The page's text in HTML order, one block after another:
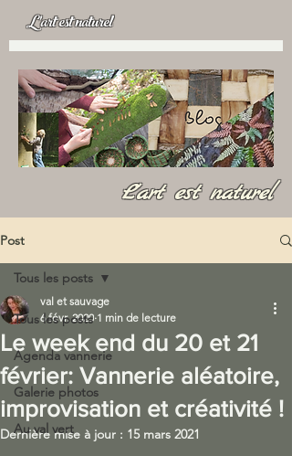
L'art est naturel
L'art est naturel
Post
Tous les posts
Agenda vannerie
Galerie photos
Au val vert
Tous les posts
Le week end du 20 et 21
février: Vannerie aléatoire,
improvisation et créativité !
val et sauvage
6 févr. 2020 1 min de lecture
Dernière mise à jour : 15 mars 2021